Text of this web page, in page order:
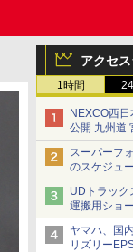
アクセ
1時間
NEXCO西
公開 九州道
車両を通行
スーパーフ
のスケジュ
を紹介
UDトラック
運搬用ショ
ヤマハ、国
リズリー